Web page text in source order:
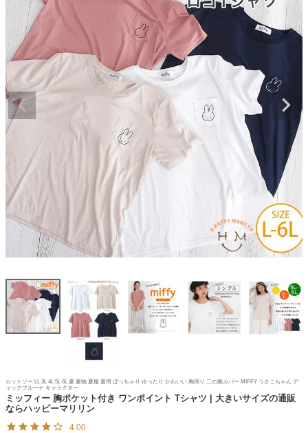
カットソー LL 3L 4L 5L 6L 夏 夏物 夏服 夏用 ぽっちゃり ゆったり かわいい 胸周り 二の腕カバー MIFFY うさこちゃん デ
ィックブルーナ キャラクター
ミッフィー 胸ポケット付き ワンポイント Tシャツ | 大きいサイズの通販
ならハッピーマリリン
4.00